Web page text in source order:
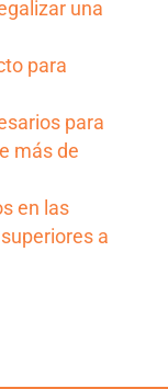
una
para
para
más de
en las
a